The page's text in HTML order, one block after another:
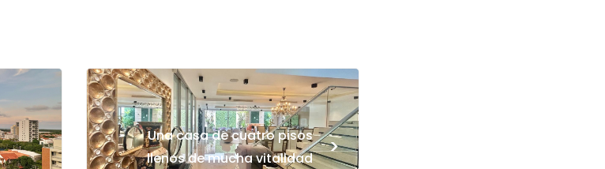
Una casa de cuatro pisos
llenos de mucha vitalidad
>